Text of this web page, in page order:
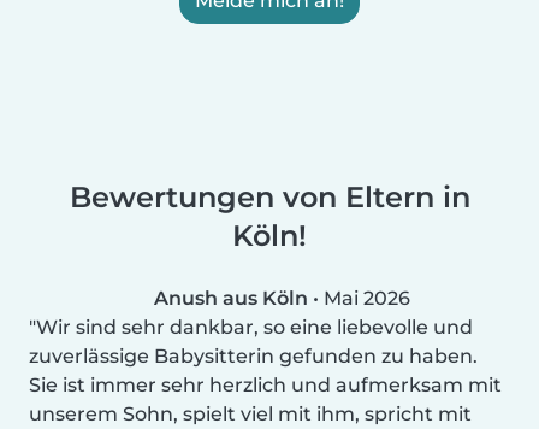
Bewertungen von Eltern in
Köln!
Anush aus Köln • Mai 2026
Wir sind sehr dankbar, so eine liebevolle und
zuverlässige Babysitterin gefunden zu haben.
Sie ist immer sehr herzlich und aufmerksam mit
unserem Sohn, spielt viel mit ihm, spricht mit